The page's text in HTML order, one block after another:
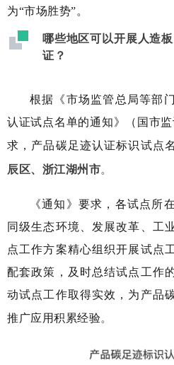
为“市场胜势”。
哪些地区可以开展人造
证？
根据《市场监管总局等部
认证试点名单的通知》（国市
求，产品碳足迹认证标识试点
辰区、 浙江湖州市。
《通知》要求，各试点所
同级生态环境、发展改革、工
点工作方案精心组织开展试点
配套政策，及时总结试点工作
动试点工作取得实效，为产品
推广应用积累经验。